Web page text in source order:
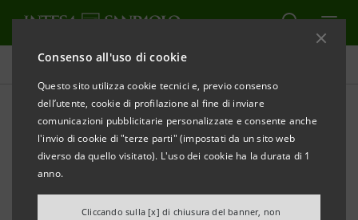
Consenso all'uso di cookie
Questo sito utilizza cookie tecnici e, previo consenso
dell’utente, cookie di profilazione al fine di inviare
comunicazioni pubblicitarie personalizzate e consente anche
l'invio di cookie di "terze parti" (impostati da un sito web
diverso da quello visitato). L'uso dei cookie ha la durata di 1
anno.
Cliccando sulla [x] di chiusura del banner, non
Indici Comit
Indici Azionari Small Cap
STAMPA